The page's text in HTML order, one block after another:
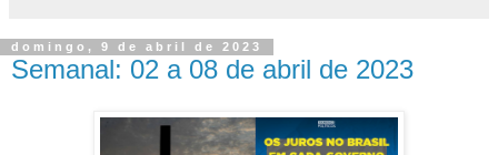
domingo, 9 de abril de 2023
Semanal: 02 a 08 de abril de 2023